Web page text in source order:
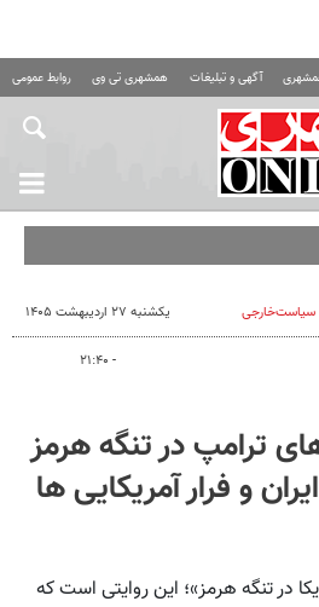
آگهی و تبلیغات همشهری تی وی روابط عمومی
سیاست‌خارجی یکشنبه ۲۷ اردیبهشت ۱۴۰۵
- ۲۱:۴۰
ترامپ در تنگه هرمز
و فرار آمریکایی ها
در تنگه هرمز»؛ این روایتی است که